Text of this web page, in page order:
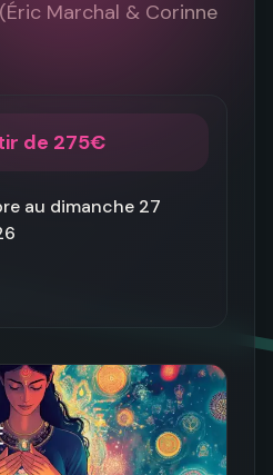
Marchal & Corinne
de 275€
au dimanche 27